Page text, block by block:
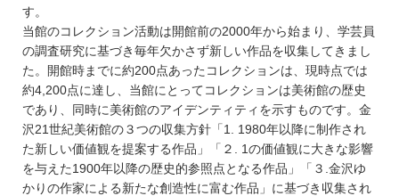
す。
当館のコレクション活動は開館前の2000年から始まり、学芸員
の調査研究に基づき毎年欠かさず新しい作品を収集してきまし
た。開館時までに約200点あったコレクションは、現時点では
約4,200点に達し、当館にとってコレクションは美術館の歴史
であり、同時に美術館のアイデンティティを示すものです。金
沢21世紀美術館の３つの収集方針「1. 1980年以降に制作され
た新しい価値観を提案する作品」「２. 1の価値観に大きな影響
を与えた1900年以降の歴史的参照点となる作品」「３.金沢ゆ
かりの作家による新たな創造性に富む作品」に基づき収集され